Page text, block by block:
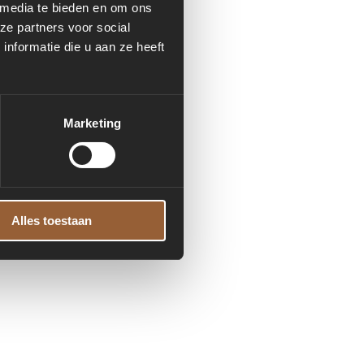
te bieden en om ons
partners voor social
die u aan ze heeft
Marketing
Alles toestaan
.